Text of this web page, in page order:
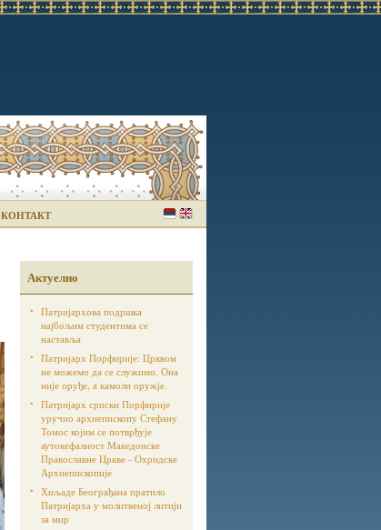
КОНТАКТ
Актуелно
Патријархова подршка
најбољим студентима се
наставља
Патријарх Порфирије: Црквом
не можемо да се служимо. Она
није оруђе, а камоли оружје.
Патријарх српски Порфирије
уручио архиепископу Стефану
Томос којим се потврђује
аутoкефалност Македонске
Православне Цркве - Охридске
Архиепископије
Хиљаде Београђана пратило
Патријарха у молитвеној литији
за мир